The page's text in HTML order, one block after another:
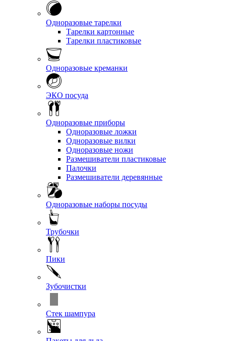
Одноразовые тарелки
Тарелки картонные
Тарелки пластиковые
Одноразовые креманки
ЭКО посуда
Одноразовые приборы
Одноразовые ложки
Одноразовые вилки
Одноразовые ножи
Размешиватели пластиковые
Палочки
Размешиватели деревянные
Одноразовые наборы посуды
Трубочки
Пики
Зубочистки
Стек шампура